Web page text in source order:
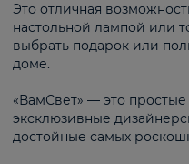
Это отличная
настольной лампой или
выбрать подарок или
доме.
«ВамСвет» — это
эксклюзивные
достойные самых